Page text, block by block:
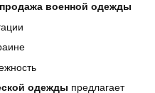
продажа военной одежды
одежды предлагает